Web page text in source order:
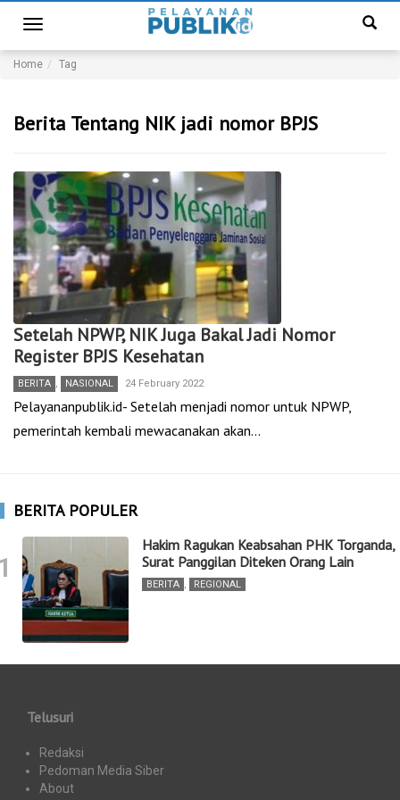
Toggle
navigation
Home Tag
Berita Tentang NIK jadi nomor BPJS
Setelah NPWP, NIK Juga Bakal Jadi Nomor
Register BPJS Kesehatan
BERITA , NASIONAL 24 February 2022
Pelayananpublik.id- Setelah menjadi nomor untuk NPWP,
pemerintah kembali mewacanakan akan…
BERITA POPULER
Hakim Ragukan Keabsahan PHK Torganda,
Surat Panggilan Diteken Orang Lain
BERITA , REGIONAL
Telusuri
Redaksi
Pedoman Media Siber
About